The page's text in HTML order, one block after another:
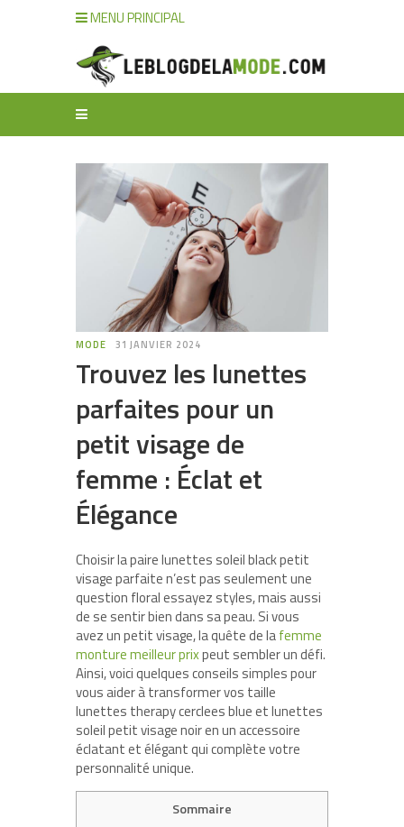
MENU PRINCIPAL
MODE 31 JANVIER 2024
Trouvez les lunettes
parfaites pour un
petit visage de
femme : Éclat et
Élégance
Choisir la paire lunettes soleil black petit
visage parfaite n’est pas seulement une
question floral essayez styles, mais aussi
de se sentir bien dans sa peau. Si vous
avez un petit visage, la quête de lafemme
monture meilleur prixpeut sembler un défi.
Ainsi, voici quelques conseils simples pour
vous aider à transformer vos taille
lunettes therapy cerclees blue et lunettes
soleil petit visage noir en un accessoire
éclatant et élégant qui complète votre
personnalité unique.
Sommaire